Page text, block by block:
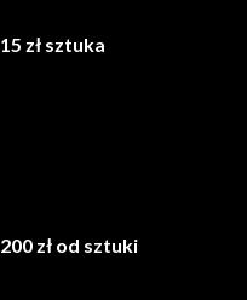
15 zł sztuka
200 zł od sztuki